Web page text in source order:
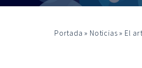
Portada » Noticias » El